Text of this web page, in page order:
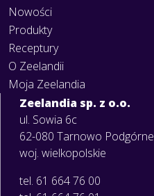
Nowości
Produkty
Receptury
O Zeelandii
Moja Zeelandia
Zeelandia sp. z o.o.
ul. Sowia 6c
62-080 Tarnowo Podgórne
woj. wielkopolskie
tel. 61 664 76 00